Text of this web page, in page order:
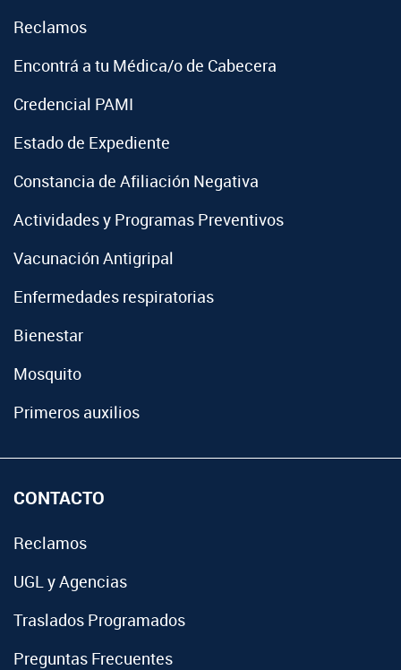
Reclamos
Encontrá a tu Médica/o de Cabecera
Credencial PAMI
Estado de Expediente
Constancia de Afiliación Negativa
Actividades y Programas Preventivos
Vacunación Antigripal
Enfermedades respiratorias
Bienestar
Mosquito
Primeros auxilios
CONTACTO
Reclamos
UGL y Agencias
Traslados Programados
Preguntas Frecuentes